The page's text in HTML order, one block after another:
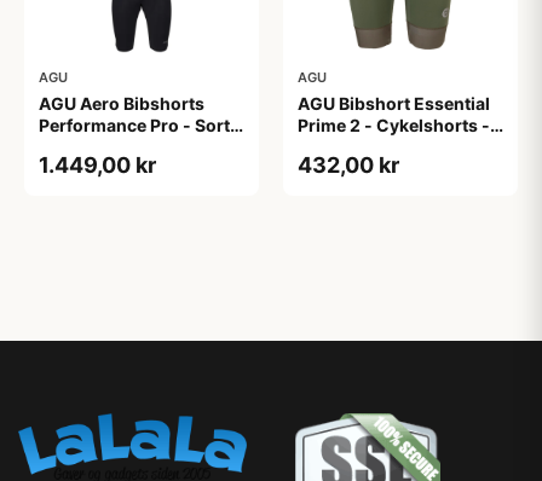
AGU
AGU Aero Bibshorts
Performance Pro - Sort -
1.449,00 kr
AGU
AGU Bibshort Essential
Prime 2 - Cykelshorts -
2XL
432,00 kr